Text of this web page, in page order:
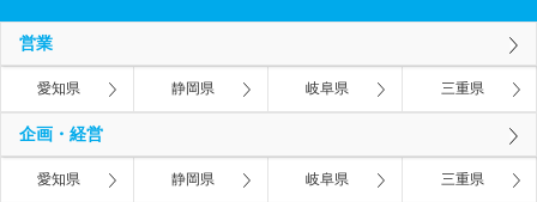
営業
愛知県 静岡県 岐阜県 三重県
企画・経営
愛知県 静岡県 岐阜県 三重県